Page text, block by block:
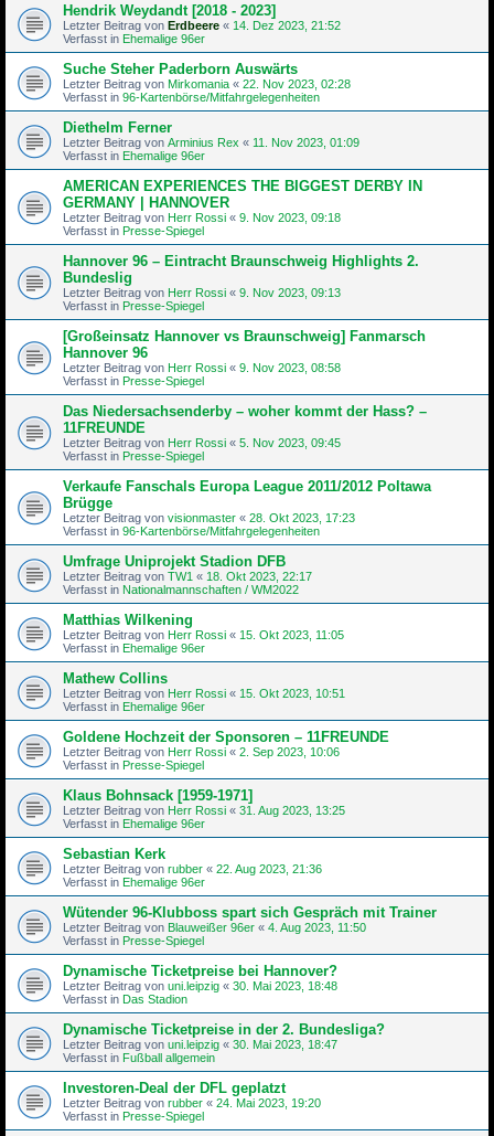
Hendrik Weydandt [2018 - 2023]
Letzter Beitrag von Erdbeere « 14. Dez 2023, 21:52
Verfasst in Ehemalige 96er
Suche Steher Paderborn Auswärts
Letzter Beitrag von Mirkomania « 22. Nov 2023, 02:28
Verfasst in 96-Kartenbörse/Mitfahrgelegenheiten
Diethelm Ferner
Letzter Beitrag von Arminius Rex « 11. Nov 2023, 01:09
Verfasst in Ehemalige 96er
AMERICAN EXPERIENCES THE BIGGEST DERBY IN
GERMANY | HANNOVER
Letzter Beitrag von Herr Rossi « 9. Nov 2023, 09:18
Verfasst in Presse-Spiegel
Hannover 96 – Eintracht Braunschweig Highlights 2.
Bundeslig
Letzter Beitrag von Herr Rossi « 9. Nov 2023, 09:13
Verfasst in Presse-Spiegel
[Großeinsatz Hannover vs Braunschweig] Fanmarsch
Hannover 96
Letzter Beitrag von Herr Rossi « 9. Nov 2023, 08:58
Verfasst in Presse-Spiegel
Das Niedersachsenderby – woher kommt der Hass? –
11FREUNDE
Letzter Beitrag von Herr Rossi « 5. Nov 2023, 09:45
Verfasst in Presse-Spiegel
Verkaufe Fanschals Europa League 2011/2012 Poltawa
Brügge
Letzter Beitrag von visionmaster « 28. Okt 2023, 17:23
Verfasst in 96-Kartenbörse/Mitfahrgelegenheiten
Umfrage Uniprojekt Stadion DFB
Letzter Beitrag von TW1 « 18. Okt 2023, 22:17
Verfasst in Nationalmannschaften / WM2022
Matthias Wilkening
Letzter Beitrag von Herr Rossi « 15. Okt 2023, 11:05
Verfasst in Ehemalige 96er
Mathew Collins
Letzter Beitrag von Herr Rossi « 15. Okt 2023, 10:51
Verfasst in Ehemalige 96er
Goldene Hochzeit der Sponsoren – 11FREUNDE
Letzter Beitrag von Herr Rossi « 2. Sep 2023, 10:06
Verfasst in Presse-Spiegel
Klaus Bohnsack [1959-1971]
Letzter Beitrag von Herr Rossi « 31. Aug 2023, 13:25
Verfasst in Ehemalige 96er
Sebastian Kerk
Letzter Beitrag von rubber « 22. Aug 2023, 21:36
Verfasst in Ehemalige 96er
Wütender 96-Klubboss spart sich Gespräch mit Trainer
Letzter Beitrag von Blauweißer 96er « 4. Aug 2023, 11:50
Verfasst in Presse-Spiegel
Dynamische Ticketpreise bei Hannover?
Letzter Beitrag von uni.leipzig « 30. Mai 2023, 18:48
Verfasst in Das Stadion
Dynamische Ticketpreise in der 2. Bundesliga?
Letzter Beitrag von uni.leipzig « 30. Mai 2023, 18:47
Verfasst in Fußball allgemein
Investoren-Deal der DFL geplatzt
Letzter Beitrag von rubber « 24. Mai 2023, 19:20
Verfasst in Presse-Spiegel